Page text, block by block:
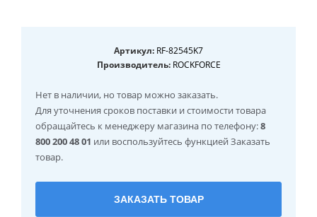
Артикул: RF-82545K7
Производитель:ROCKFORCE
Нет в наличии, но товар можно заказать.
Для уточнения сроков поставки и стоимости товара
обращайтесь к менеджеру магазина по телефону:8
800 200 48 01 или воспользуйтесь функцией Заказать
товар.
ЗАКАЗАТЬ ТОВАР